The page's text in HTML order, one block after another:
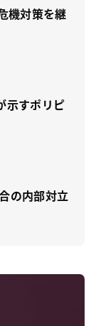
機対策を継
示すポリピ
の内部対立